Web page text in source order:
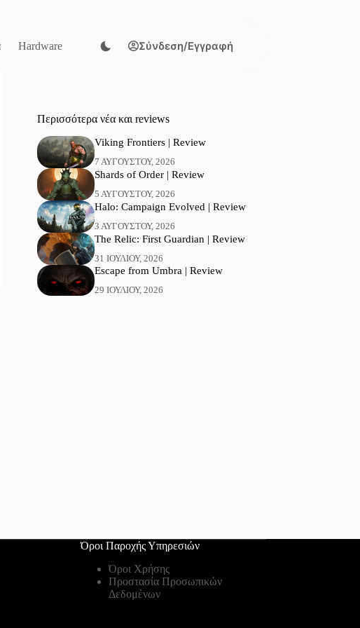
Hardware Σύνδεση/Εγγραφή
Περισσότερα νέα και reviews
Viking Frontiers | Review
7 ΑΥΓΟΎΣΤΟΥ, 2026
Shards of Order | Review
5 ΑΥΓΟΎΣΤΟΥ, 2026
Halo: Campaign Evolved | Review
3 ΑΥΓΟΎΣΤΟΥ, 2026
The Relic: First Guardian | Review
31 ΙΟΥΛΊΟΥ, 2026
Escape from Umbra | Review
29 ΙΟΥΛΊΟΥ, 2026
Όροι Παροχής Υπηρεσιών
Όροι Χρήσης
Προστασία Προσωπικών
Δεδομένων